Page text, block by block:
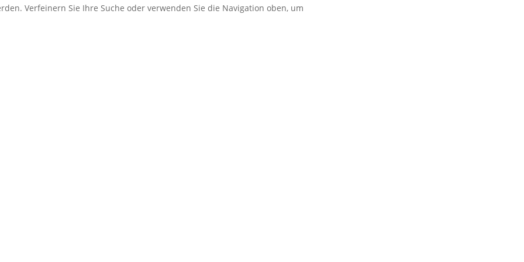
Verfeinern Sie Ihre Suche oder verwenden Sie die Navigation oben, um